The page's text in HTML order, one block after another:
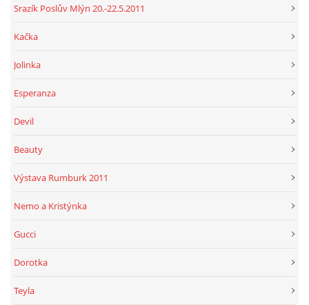
Srazík Poslův Mlýn 20.-22.5.2011
Kačka
Jolinka
Esperanza
Devil
Beauty
Výstava Rumburk 2011
Nemo a Kristýnka
Gucci
Dorotka
Teyla